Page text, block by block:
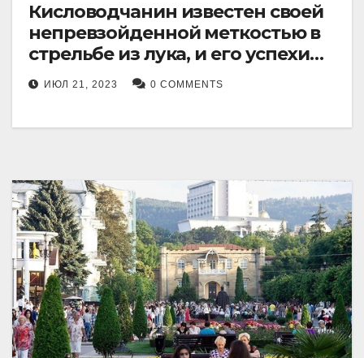
Кисловодчанин известен своей
непревзойденной меткостью в
стрельбе из лука, и его успехи
прославили его в
Ставропольском крае.
ИЮЛ 21, 2023 0 COMMENTS